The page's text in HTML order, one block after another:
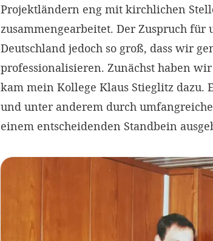
Projektländern eng mit kirchlichen
zusammengearbeitet. Der Zuspruch
Deutschland jedoch so groß, dass wir
professionalisieren. Zunächst haben
kam mein Kollege Klaus Stieglitz dazu.
und unter anderem durch
einem entscheidenden Standbein